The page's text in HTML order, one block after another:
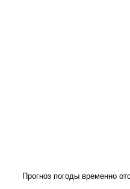
Прогноз погоды временно